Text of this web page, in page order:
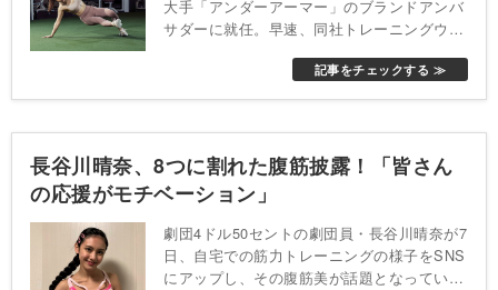
大手「アンダーアーマー」のブランドアンバ
サダーに就任。早速、同社トレーニングウェ
記事をチェックする ≫
長谷川晴奈、8つに割れた腹筋披露！「皆さん
の応援がモチベーション」
劇団4ドル50セントの劇団員・長谷川晴奈が7
日、自宅での筋力トレーニングの様子をSNS
にアップし、その腹筋美が話題となってい